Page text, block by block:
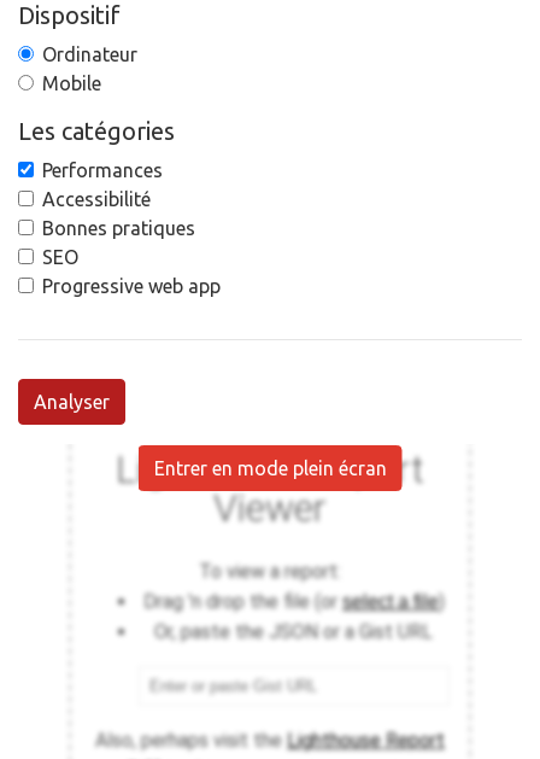
Dispositif
Ordinateur
Mobile
Les catégories
Performances
Accessibilité
Bonnes pratiques
SEO
Progressive web app
Analyser
Entrer en mode plein écran